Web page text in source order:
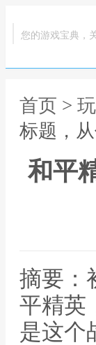
您的游戏宝典，
首页 >
标题，
和平
摘要：
平精英
是这个